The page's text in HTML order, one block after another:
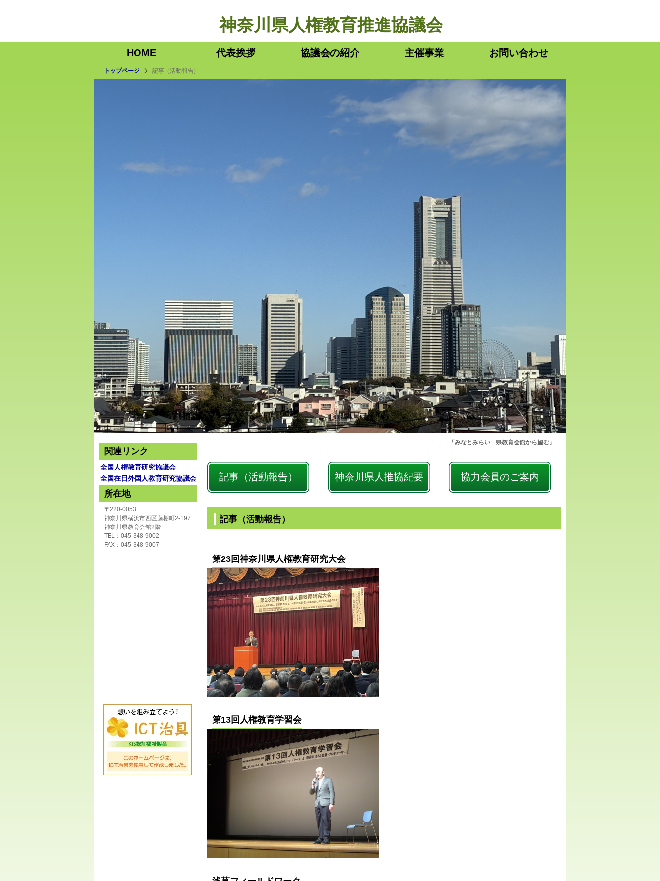
神奈川県人権教育推進協議会
HOME 代表挨拶 協議会の紹介 主催事業 お問い合わせ
トップページ 記事（活動報告）
関連リンク
全国人権教育研究協議会
全国在日外国人教育研究協議会
所在地
〒220-0053
神奈川県横浜市西区藤棚町2-197
神奈川県教育会館2階
TEL：045-348-9002
FAX：045-348-9007
「みなとみらい 県教育会館から望む」
記事（活動報告） 神奈川県人推協紀要 協力会員のご案内
記事（活動報告）
第23回神奈川県人権教育研究大会
第13回人権教育学習会